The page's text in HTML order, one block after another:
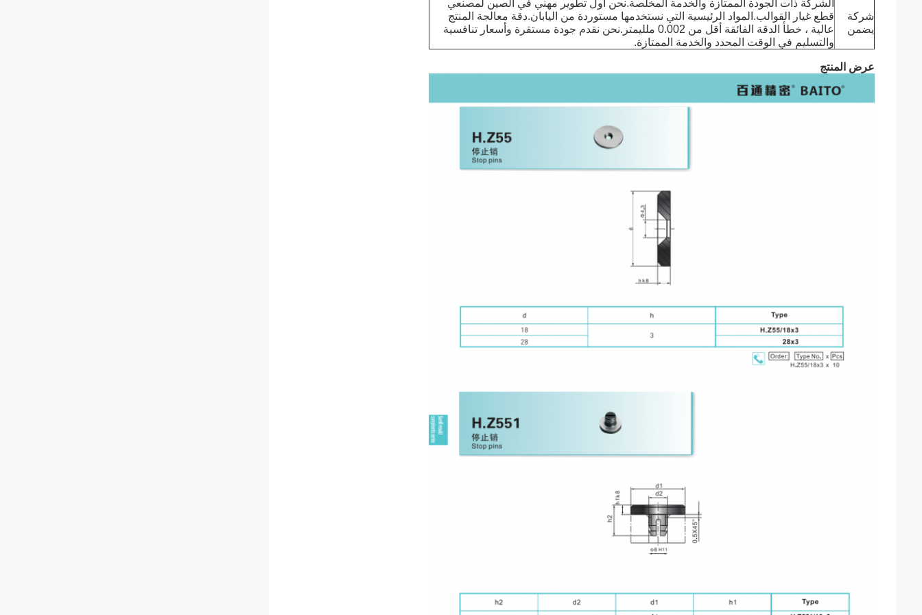
شركة
يضمن
الشركة ذات الجودة الممتازة والخدمة المخلصة.نحن أول تطوير مهني في الصين لمصنعي
قطع غيار القوالب.المواد الرئيسية التي نستخدمها مستوردة من اليابان.دقة معالجة المنتج
عالية ، خطأ الدقة الفائقة أقل من 0.002 ملليمتر.نحن نقدم جودة مستقرة وأسعار تنافسية
والتسليم في الوقت المحدد والخدمة الممتازة.
عرض المنتج